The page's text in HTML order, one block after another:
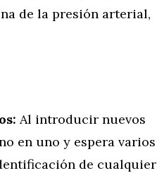
de la presión arterial,
Al introducir nuevos
en uno y espera varios
de cualquier